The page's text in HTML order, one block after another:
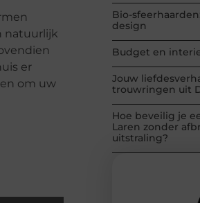
natuurlijk
er
om uw
Bio-
design
Budget en
Jouw
trouwringen uit
Hoe beveilig je
Laren zonder
uitstraling?